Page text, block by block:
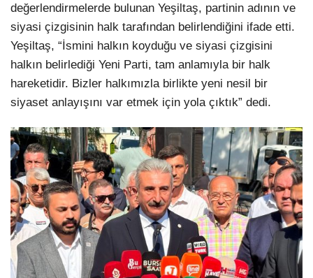
değerlendirmelerde bulunan Yeşiltaş, partinin adının ve
siyasi çizgisinin halk tarafından belirlendiğini ifade etti.
Yeşiltaş, “İsmini halkın koyduğu ve siyasi çizgisini
halkın belirlediği Yeni Parti, tam anlamıyla bir halk
hareketidir. Bizler halkımızla birlikte yeni nesil bir
siyaset anlayışını var etmek için yola çıktık” dedi.